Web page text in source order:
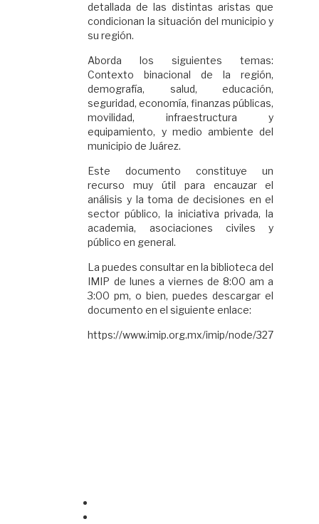
detallada de las distintas aristas que
condicionan la situación del municipio y
su región.
Aborda los siguientes temas:
Contexto binacional de la región,
demografía, salud, educación,
seguridad, economía, finanzas públicas,
movilidad, infraestructura y
equipamiento, y medio ambiente del
municipio de Juárez.
Este documento constituye un
recurso muy útil para encauzar el
análisis y la toma de decisiones en el
sector público, la iniciativa privada, la
academia, asociaciones civiles y
público en general.
La puedes consultar en la biblioteca del
IMIP de lunes a viernes de 8:00 am a
3:00 pm, o bien, puedes descargar el
documento en el siguiente enlace:
https://www.imip.org.mx/imip/node/327